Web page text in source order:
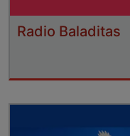
Radio Baladitas